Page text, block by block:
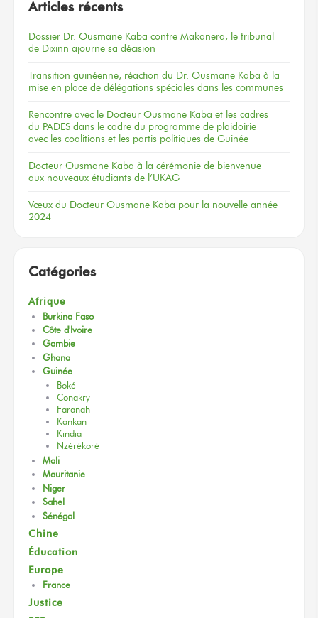
Articles récents
Dossier Dr. Ousmane Kaba contre Makanera, le tribunal
de Dixinn ajourne sa décision
Transition guinéenne, réaction du Dr. Ousmane Kaba à la
mise en place de délégations spéciales dans les communes
Rencontre avec le Docteur Ousmane Kaba et les cadres
du PADES dans le cadre du programme de plaidoirie
avec les coalitions et les partis politiques de Guinée
Docteur Ousmane Kaba à la cérémonie de bienvenue
aux nouveaux étudiants de l’UKAG
Vœux du Docteur Ousmane Kaba pour la nouvelle année
2024
Catégories
Afrique
Burkina Faso
Côte d'Ivoire
Gambie
Ghana
Guinée
Boké
Conakry
Faranah
Kankan
Kindia
Nzérékoré
Mali
Mauritanie
Niger
Sahel
Sénégal
Chine
Éducation
Europe
France
Justice